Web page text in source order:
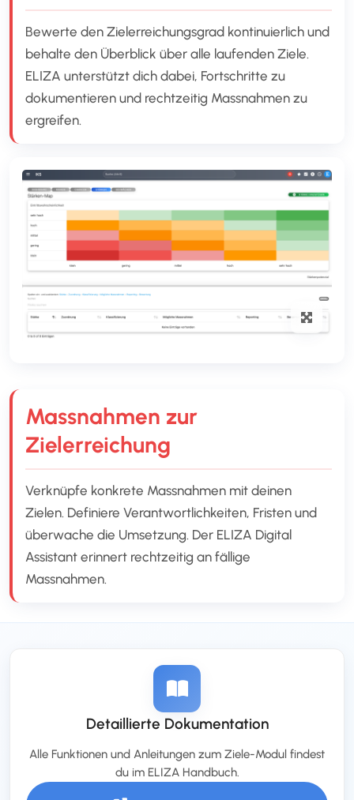
Bewerte den Zielerreichungsgrad kontinuierlich und
behalte den Überblick über alle laufenden Ziele.
ELIZA unterstützt dich dabei, Fortschritte zu
dokumentieren und rechtzeitig Massnahmen zu
ergreifen.
Massnahmen zur
Zielerreichung
Verknüpfe konkrete Massnahmen mit deinen
Zielen. Definiere Verantwortlichkeiten, Fristen und
überwache die Umsetzung. Der ELIZA Digital
Assistant erinnert rechtzeitig an fällige
Massnahmen.
Detaillierte Dokumentation
Alle Funktionen und Anleitungen zum Ziele-Modul findest
du im ELIZA Handbuch.